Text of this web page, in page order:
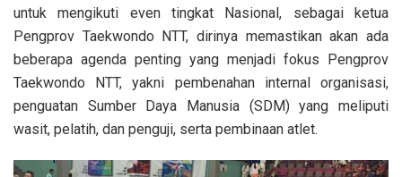
untuk mengikuti even tingkat Nasional, sebagai ketua
Pengprov Taekwondo NTT, dirinya memastikan akan ada
beberapa agenda penting yang menjadi fokus Pengprov
Taekwondo NTT, yakni pembenahan internal organisasi,
penguatan Sumber Daya Manusia (SDM) yang meliputi
wasit, pelatih, dan penguji, serta pembinaan atlet.